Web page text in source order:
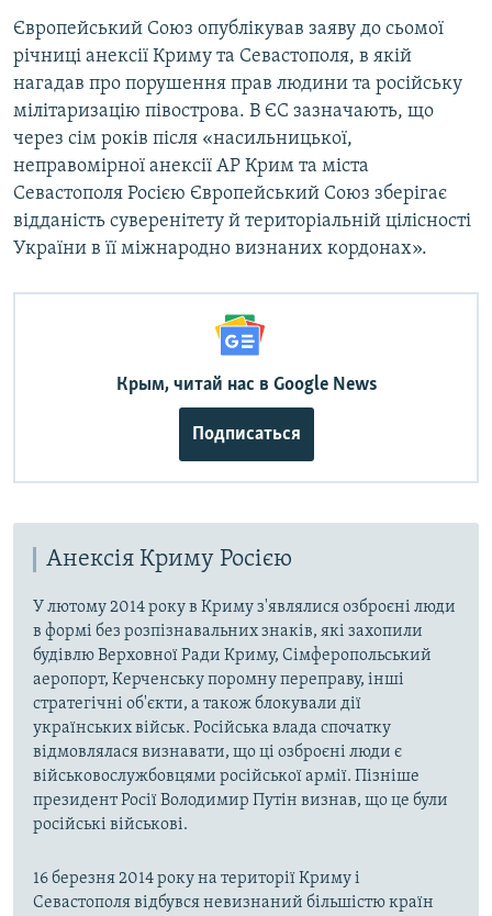
Європейський Союз опублікував заяву до сьомої
річниці анексії Криму та Севастополя, в якій
нагадав про порушення прав людини та російську
мілітаризацію півострова. В ЄС зазначають, що
через сім років після «насильницької,
неправомірної анексії АР Крим та міста
Севастополя Росією Європейський Союз зберігає
відданість суверенітету й територіальній цілісності
України в її міжнародно визнаних кордонах».
Крым, читай нас в Google News
Подписаться
Анексія Криму Росією
У лютому 2014 року в Криму з'являлися озброєні люди
в формі без розпізнавальних знаків, які захопили
будівлю Верховної Ради Криму, Сімферопольський
аеропорт, Керченську поромну переправу, інші
стратегічні об'єкти, а також блокували дії
українських військ. Російська влада спочатку
відмовлялася визнавати, що ці озброєні люди є
військовослужбовцями російської армії. Пізніше
президент Росії Володимир Путін визнав, що це були
російські військові.
16 березня 2014 року на території Криму і
Севастополя відбувся невизнаний більшістю країн